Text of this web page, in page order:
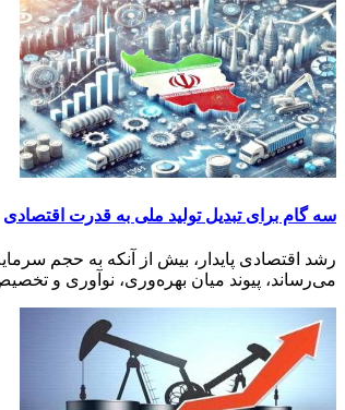
سه گام برای تبدیل تولید ملی به قدرت اقتصادی
رشد اقتصادی پایدار، بیش از آنکه به حجم
می‌رساند، پیوند میان بهره‌وری، نوآوری و